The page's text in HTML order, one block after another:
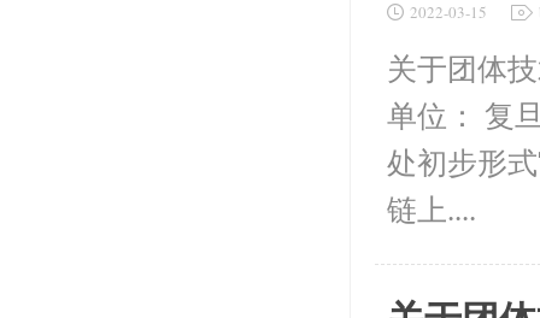
2022-03-15
关于团体
单位： 复
处初步形
链上....